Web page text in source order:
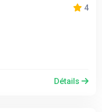
4
Détails